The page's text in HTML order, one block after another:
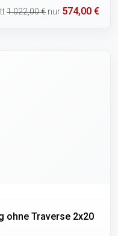
1.022,00 € nur 574,00 €
ohne Traverse 2x20